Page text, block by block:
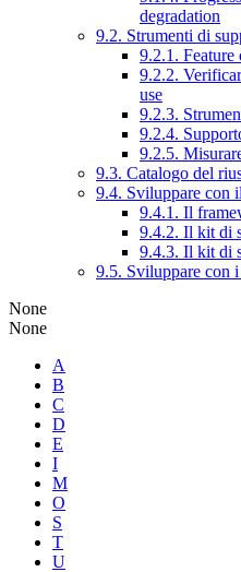
degradation
9.2. Strumenti di
9.2.1. Feature
9.2.2.
use
9.2.3.
9.2.4.
9.2.5.
9.3. Catalogo del
9.4. Sviluppare con
9.4.1. Il
9.4.2. Il kit di
9.4.3. Il kit di
9.5. Sviluppare con
None
None
A
B
C
D
E
I
M
O
S
T
U